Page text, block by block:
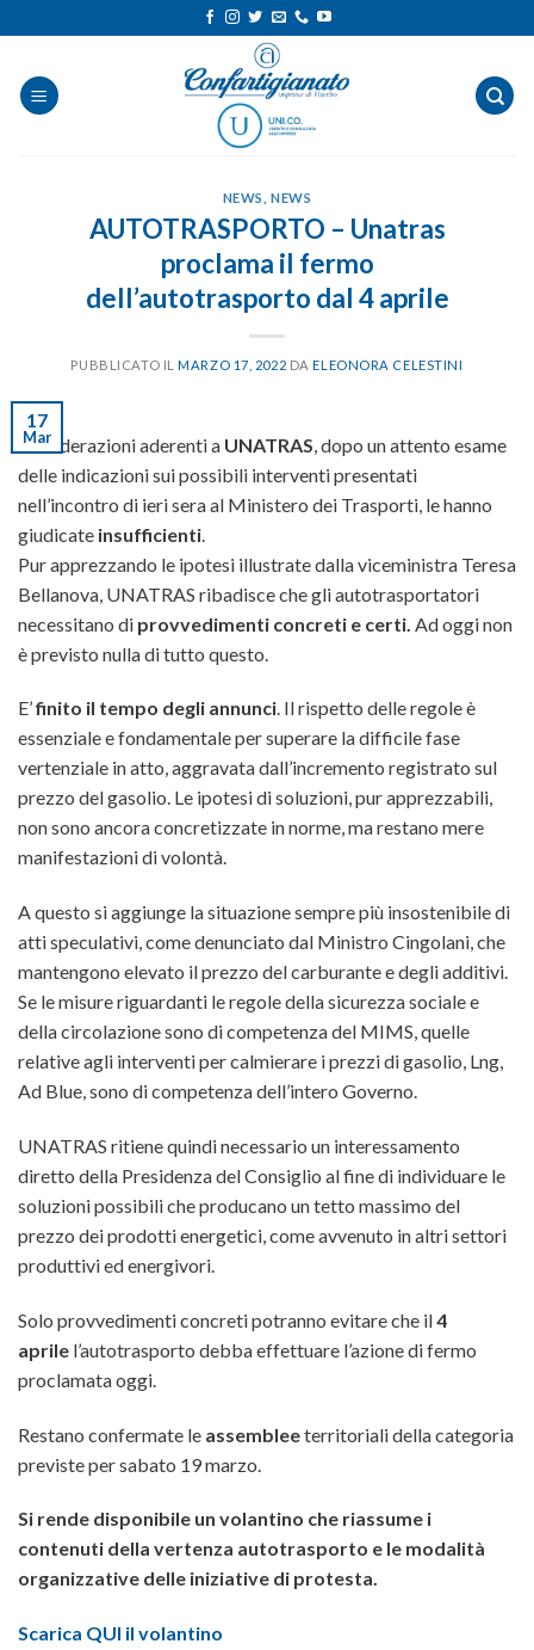
ai
contenuti
NEWS ,NEWS
AUTOTRASPORTO – Unatras
proclama il fermo
dell’autotrasporto dal 4 aprile
PUBBLICATO ILMARZO 17, 2022 DAELEONORA CELESTINI
17
Mar
Le Federazioni aderenti a UNATRAS , dopo un attento esame
delle indicazioni sui possibili interventi presentati
nell’incontro di ieri sera al Ministero dei Trasporti, le hanno
giudicate insufficienti
Pur apprezzando le ipotesi illustrate dalla viceministra Teresa
Bellanova, UNATRAS ribadisce che gli autotrasportatori
necessitano di provvedimenti concreti e certi. Ad oggi non
è previsto nulla di tutto questo.
E’finito il tempo degli annunci. Il rispetto delle regole è
essenziale e fondamentale per superare la difficile fase
vertenziale in atto, aggravata dall’incremento registrato sul
prezzo del gasolio. Le ipotesi di soluzioni, pur apprezzabili,
non sono ancora concretizzate in norme, ma restano mere
manifestazioni di volontà.
A questo si aggiunge la situazione sempre più insostenibile di
atti speculativi, come denunciato dal Ministro Cingolani, che
mantengono elevato il prezzo del carburante e degli additivi.
Se le misure riguardanti le regole della sicurezza sociale e
della circolazione sono di competenza del MIMS, quelle
relative agli interventi per calmierare i prezzi di gasolio, Lng,
Ad Blue, sono di competenza dell’intero Governo.
UNATRAS ritiene quindi necessario un interessamento
diretto della Presidenza del Consiglio al fine di individuare le
soluzioni possibili che producano un tetto massimo del
prezzo dei prodotti energetici, come avvenuto in altri settori
produttivi ed energivori.
Solo provvedimenti concreti potranno evitare che il4
aprile l’autotrasporto debba effettuare l’azione di fermo
proclamata oggi.
Restano confermate le assembleeterritoriali della categoria
previste per sabato 19 marzo.
Si rende disponibile un volantino che riassume i
contenuti della vertenza autotrasporto e le modalità
organizzative delle iniziative di protesta.
Scarica QUI il volantino